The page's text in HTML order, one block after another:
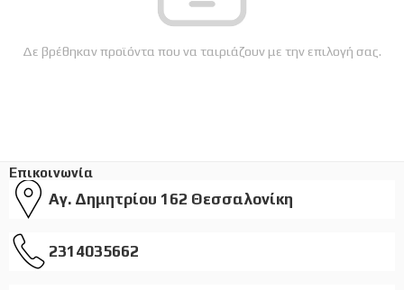
Δε βρέθηκαν προϊόντα που να ταιριάζουν με την επιλογή σας.
Επικοινωνία
Αγ. Δημητρίου 162 Θεσσαλονίκη
2314035662